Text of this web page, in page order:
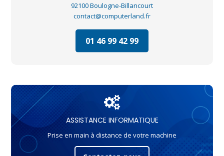
92100 Boulogne-Billancourt
contact@computerland.fr
01 46 99 42 99
ASSISTANCE INFORMATIQUE
Prise en main à distance de votre machine